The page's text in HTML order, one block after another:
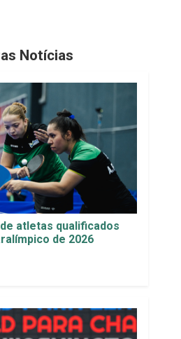
Notícias
atletas qualificados
de 2026